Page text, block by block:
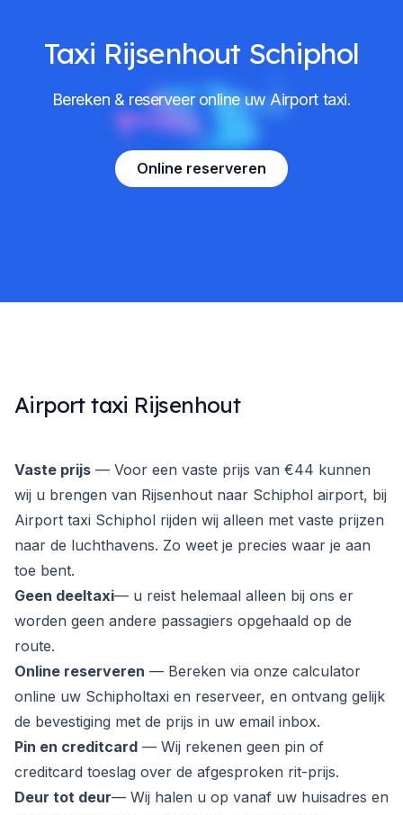
Taxi Rijsenhout Schiphol
Bereken & reserveer online uw Airport taxi.
Online reserveren
Airport taxi Rijsenhout
Vaste prijs — Voor een vaste prijs van €44 kunnen
wij u brengen van Rijsenhout naar Schiphol airport, bij
Airport taxi Schiphol rijden wij alleen met vaste prijzen
naar de luchthavens. Zo weet je precies waar je aan
toe bent.
Geen deeltaxi— u reist helemaal alleen bij ons er
worden geen andere passagiers opgehaald op de
route.
Online reserveren — Bereken via onze calculator
online uw Schipholtaxi en reserveer, en ontvang gelijk
de bevestiging met de prijs in uw email inbox.
Pin en creditcard — Wij rekenen geen pin of
creditcard toeslag over de afgesproken rit-prijs.
Deur tot deur— Wij halen u op vanaf uw huisadres en